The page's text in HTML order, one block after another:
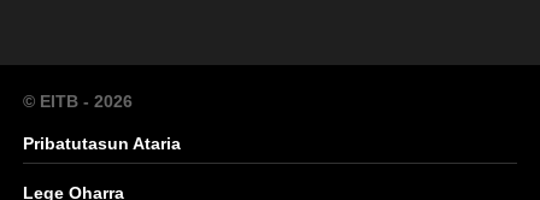
© EITB - 2026
Pribatutasun Ataria
Lege Oharra